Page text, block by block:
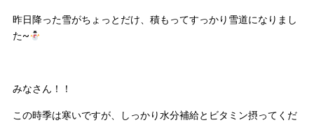
昨日降った雪がちょっとだけ、積もってすっかり雪道になりまし
た~
みなさん！！
この時季は寒いですが、しっかり水分補給とビタミン摂ってくだ